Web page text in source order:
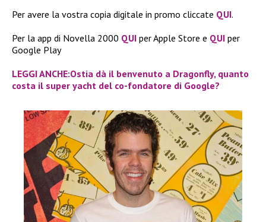
Per avere la vostra copia digitale in promo cliccate QUI.
Per la app di Novella 2000 QUI per Apple Store e QUI per
Google Play
LEGGI ANCHE:Ostia dà il benvenuto a Dragonfly, quanto
costa il super yacht del co-fondatore di Google?